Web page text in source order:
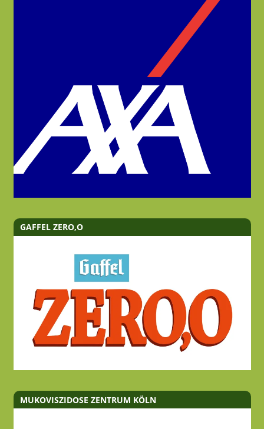
GAFFEL ZERO,O
MUKOVISZIDOSE ZENTRUM KÖLN